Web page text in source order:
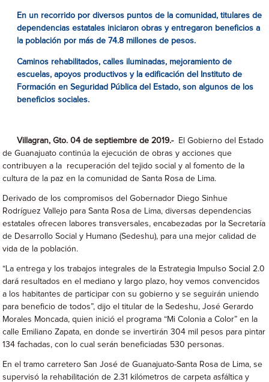
En un recorrido por diversos puntos de la comunidad, titulares de
dependencias estatales iniciaron obras y entregaron beneficios a
la población por más de 74.8 millones de pesos.
Caminos rehabilitados, calles iluminadas, mejoramiento de
escuelas, apoyos productivos y la edificación del Instituto de
Formación en Seguridad Pública del Estado, son algunos de los
beneficios sociales.
Villagran, Gto. 04 de septiembre de 2019.-El Gobierno del Estado
de Guanajuato continúa la ejecución de obras y acciones que
contribuyen a la recuperación del tejido social y al fomento de la
cultura de la paz en la comunidad de Santa Rosa de Lima.
Derivado de los compromisos del Gobernador Diego Sinhue
Rodríguez Vallejo para Santa Rosa de Lima, diversas dependencias
estatales ofrecen labores transversales, encabezadas por la Secretaría
de Desarrollo Social y Humano (Sedeshu), para una mejor calidad de
vida de la población.
“La entrega y los trabajos integrales de la Estrategia Impulso Social 2.0
dará resultados en el mediano y largo plazo, hoy vemos convencidos
a los habitantes de participar con su gobierno y se seguirán uniendo
para beneficio de todos”, dijo el titular de la Sedeshu, José Gerardo
Morales Moncada, quien inició el programa “Mi Colonia a Color” en la
calle Emiliano Zapata, en donde se invertirán 304 mil pesos para pintar
134 fachadas, con lo cual serán beneficiadas 530 personas.
En el tramo carretero San José de Guanajuato-Santa Rosa de Lima, se
supervisó la rehabilitación de 2.31 kilómetros de carpeta asfáltica y